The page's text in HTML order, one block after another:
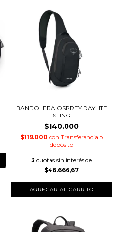
BANDOLERA OSPREY DAYLITE
SLING
$140.000
$119.000 con Transferencia o
depósito
3 cuotas sin interés de
$46.666,67